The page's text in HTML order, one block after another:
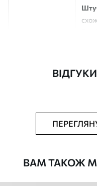
Додатково
ВАМ ТАКОЖ